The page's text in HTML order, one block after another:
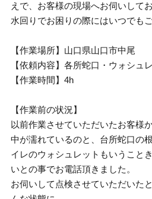
えで、お客様の現場へお伺いしてお
水回りでお困りの際にはいつでも
【作業場所】山口県山口市中尾
【依頼内容】各所蛇口・ウォシュ
【作業時間】4h
【作業前の状況】
以前作業させていただいたお客様
中が濡れているのと、台所蛇口の
イレのウォシュレットもいうこと
いとの事でお電話頂きました。
お伺いして点検させていただいた